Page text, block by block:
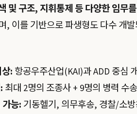
및 구조, 지휘통제 등 다양한 임무
, 이를 기반으로 파생형도 다수 개
: 항공우주산업(KAI)과 ADD 중심
최대 2명의 조종사 + 9명의 병력 수
능: 기동헬기, 의무후송, 경찰/소